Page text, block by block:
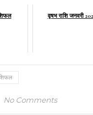
वृषभ राशि जनवरी
No Comments